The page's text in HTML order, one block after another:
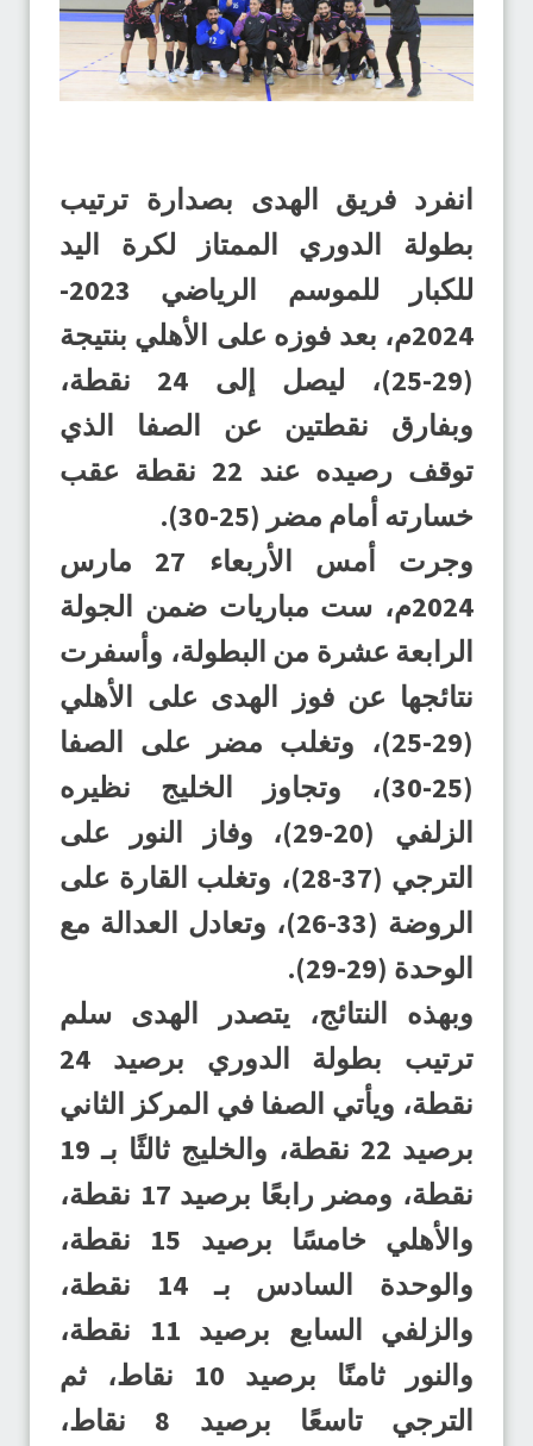
انفرد فريق الهدى بصدارة ترتيب
بطولة الدوري الممتاز لكرة اليد
للكبار للموسم الرياضي 2023-
2024م، بعد فوزه على الأهلي بنتيجة
(29-25)، ليصل إلى 24 نقطة،
وبفارق نقطتين عن الصفا الذي
توقف رصيده عند 22 نقطة عقب
خسارته أمام مضر (25-30).
وجرت أمس الأربعاء 27 مارس
2024م، ست مباريات ضمن الجولة
الرابعة عشرة من البطولة، وأسفرت
نتائجها عن فوز الهدى على الأهلي
(29-25)، وتغلب مضر على الصفا
(25-30)، وتجاوز الخليج نظيره
الزلفي (20-29)، وفاز النور على
الترجي (37-28)، وتغلب القارة على
الروضة (33-26)، وتعادل العدالة مع
الوحدة (29-29).
وبهذه النتائج، يتصدر الهدى سلم
ترتيب بطولة الدوري برصيد 24
نقطة، ويأتي الصفا في المركز الثاني
برصيد 22 نقطة، والخليج ثالثًا بـ 19
نقطة، ومضر رابعًا برصيد 17 نقطة،
والأهلي خامسًا برصيد 15 نقطة،
والوحدة السادس بـ 14 نقطة،
والزلفي السابع برصيد 11 نقطة،
والنور ثامنًا برصيد 10 نقاط، ثم
الترجي تاسعًا برصيد 8 نقاط،